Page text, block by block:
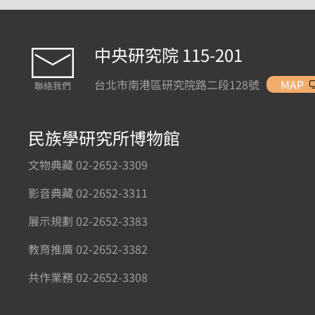
聯絡我們
中央研究院 115-201
台北市南港區研究院路二段128號 MAP
民族學研究所博物館
文物典藏 02-2652-3309
影音典藏 02-2652-3311
展示規劃 02-2652-3383
教育推廣 02-2652-3382
共作業務 02-2652-3308